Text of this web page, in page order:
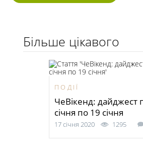
Більше цікавого
ПОДІЇ
ЧеВікенд: дайджест
січня по 19 січня
17 січня 2020 1295